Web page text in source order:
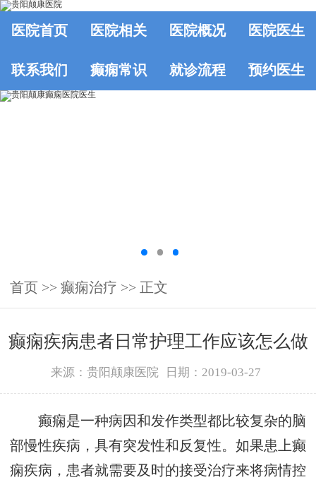
医院首页 医院相关 医院概况 医院医生
联系我们 癫痫常识 就诊流程 预约医生
首页 >> 癫痫治疗 >> 正文
癫痫疾病患者日常护理工作应该怎么做
来源：贵阳颠康医院 日期：2019-03-27
癫痫是一种病因和发作类型都比较复杂的脑
部慢性疾病，具有突发性和反复性。如果患上癫
痫疾病，患者就需要及时的接受治疗来将病情控